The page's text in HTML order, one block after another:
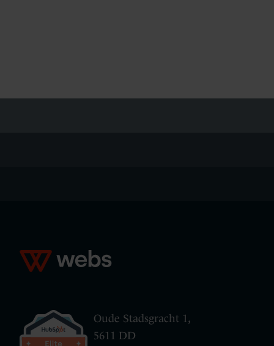
Oude Stadsgracht 1,
5611 DD